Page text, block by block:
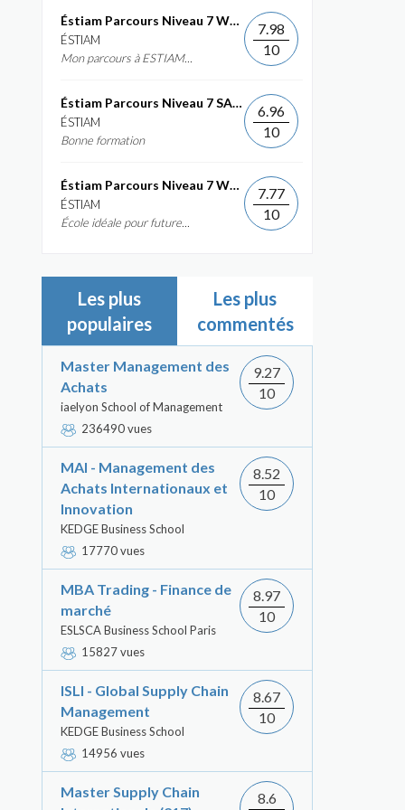
Éstiam Parcours Niveau 7 Web &...
ÉSTIAM
Mon parcours à ESTIAM...
7.98
10
Éstiam Parcours Niveau 7 SAP ERP...
ÉSTIAM
Bonne formation
6.96
10
Éstiam Parcours Niveau 7 Web &...
ÉSTIAM
École idéale pour future...
7.77
10
Les plus
populaires
Les plus
commentés
Master Management des
Achats
iaelyon School of Management
236490 vues
9.27
10
MAI - Management des
Achats Internationaux et
Innovation
KEDGE Business School
17770 vues
8.52
10
MBA Trading - Finance de
marché
ESLSCA Business School Paris
15827 vues
8.97
10
ISLI - Global Supply Chain
Management
KEDGE Business School
14956 vues
8.67
10
Master Supply Chain
8.6